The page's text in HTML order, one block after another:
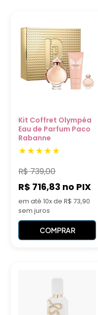
Kit Coffret Olympéa
Eau de Parfum Paco
Rabanne
R$739,00
R$ 716,83 no PIX
em até 10x de R$ 73,90
sem juros
COMPRAR